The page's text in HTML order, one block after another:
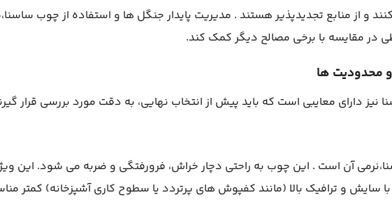
و از منابع تجدیدپذیر هستند . مدیریت پایدار جنگل ها و استفاده از چوب
در مقایسه با برخی مصالح دیگر کمک کند.
محدودیت ها
نیز دارای معایبی است که باید پیش از انتخاب نهایی، به دقت مورد بررسی قرار
آن است . این چوب به راحتی دچار خراش، فرورفتگی و ضربه می شود. این
سایش و ترافیک بالا (مانند کفپوش های پرتردد یا سطوح کاری آشپزخانه) کمتر